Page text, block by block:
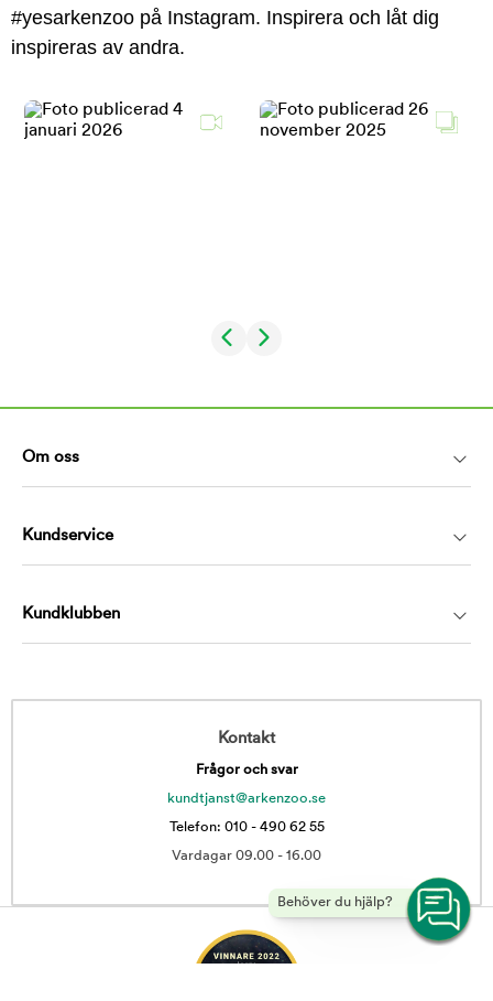
#yesarkenzoo på Instagram. Inspirera och låt dig
inspireras av andra.
Behöver du hjälp?
Om oss
Kundservice
Kundklubben
Kontakt
Frågor och svar
kundtjanst@arkenzoo.se
Telefon: 010 - 490 62 55
Vardagar 09.00 - 16.00